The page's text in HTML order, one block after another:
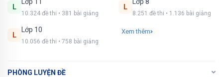
L
10.324 đề thi • 381 bài giảng
L
Lớp 10
10.056 đề thi • 758 bài giảng
L
8.251 đề thi • 1.136 bài giảng
Xem thêm
PHÒNG LUYỆN ĐỀ